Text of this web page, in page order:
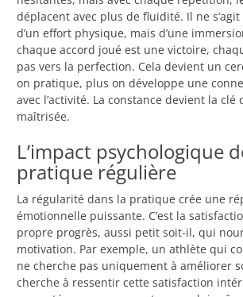
déplacent avec plus de fluidité. Il ne
d’un effort physique, mais d’une
chaque accord joué est une victoire,
pas vers la perfection. Cela devient un
on pratique, plus on développe une
avec l’activité. La constance devient la clé
maîtrisée.
L’impact psychologique
pratique régulière
La régularité dans la pratique crée une
émotionnelle puissante. C’est la
propre progrès, aussi petit soit-il, qui
motivation. Par exemple, un athlète qui
ne cherche pas uniquement à améliorer
cherche à ressentir cette satisfaction